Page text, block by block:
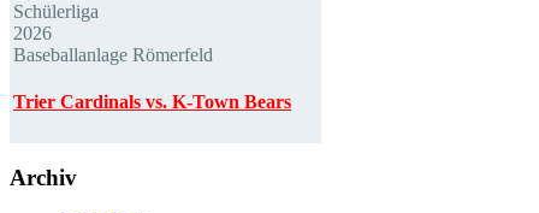
Schülerliga
2026
Baseballanlage Römerfeld
Trier Cardinals vs. K-Town Bears
Archiv